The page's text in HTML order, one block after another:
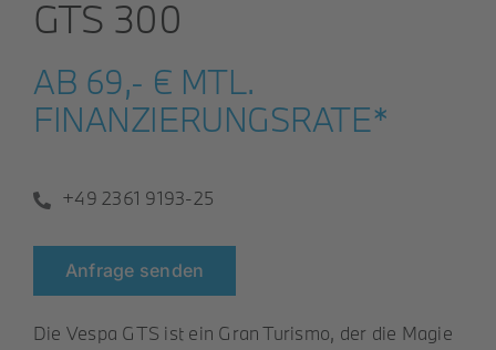
Roller
Service
Unternehmen
GTS 300
AB 69,- € MTL.
FINANZIERUNGSRATE*
+49 2361 9193-25
Anfrage senden
Die Vespa GTS ist ein Gran Turismo, der die Magie